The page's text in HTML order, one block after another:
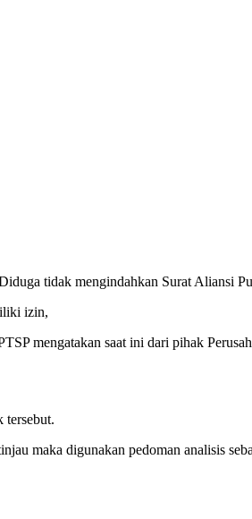
tidak mengindahkan Surat Aliansi
izin,
mengatakan saat ini dari pihak
tersebut.
maka digunakan pedoman analisis